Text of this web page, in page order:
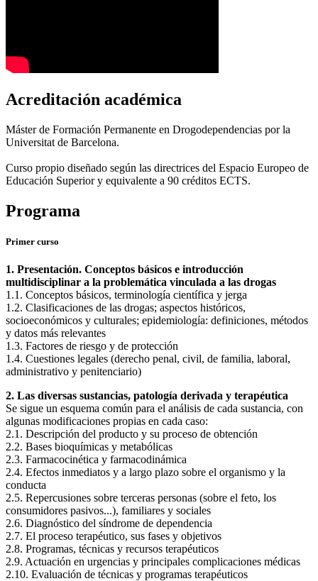
Acreditación académica
Máster de Formación Permanente en Drogodependencias por la
Universitat de Barcelona.
Curso propio diseñado según las directrices del Espacio Europeo de
Educación Superior y equivalente a 90 créditos ECTS.
Programa
Primer curso
1. Presentación. Conceptos básicos e introducción
multidisciplinar a la problemática vinculada a las drogas
1.1. Conceptos básicos, terminología científica y jerga
1.2. Clasificaciones de las drogas; aspectos históricos,
socioeconómicos y culturales; epidemiología: definiciones, métodos
y datos más relevantes
1.3. Factores de riesgo y de protección
1.4. Cuestiones legales (derecho penal, civil, de familia, laboral,
administrativo y penitenciario)
2. Las diversas sustancias, patología derivada y terapéutica
Se sigue un esquema común para el análisis de cada sustancia, con
algunas modificaciones propias en cada caso:
2.1. Descripción del producto y su proceso de obtención
2.2. Bases bioquímicas y metabólicas
2.3. Farmacocinética y farmacodinámica
2.4. Efectos inmediatos y a largo plazo sobre el organismo y la
conducta
2.5. Repercusiones sobre terceras personas (sobre el feto, los
consumidores pasivos...), familiares y sociales
2.6. Diagnóstico del síndrome de dependencia
2.7. El proceso terapéutico, sus fases y objetivos
2.8. Programas, técnicas y recursos terapéuticos
2.9. Actuación en urgencias y principales complicaciones médicas
2.10. Evaluación de técnicas y programas terapéuticos